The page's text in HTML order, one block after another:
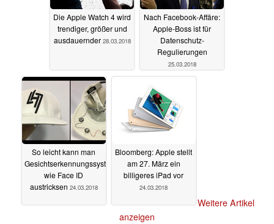
Die Apple Watch 4 wird
trendiger, größer und
ausdauernder 28.03.2018
Nach Facebook-Affäre:
Apple-Boss ist für
Datenschutz-
Regulierungen
25.03.2018
So leicht kann man
Gesichtserkennungssysteme
wie Face ID
austricksen 24.03.2018
Bloomberg: Apple stellt
am 27. März ein
billigeres iPad vor
24.03.2018
Weitere Artikel
anzeigen